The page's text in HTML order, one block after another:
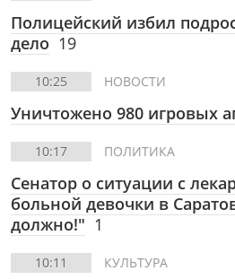
Полицейский избил
дело 19
10:25 НОВОСТИ
Уничтожено 980 игровых
10:17 ПОЛИТИКА
Сенатор о ситуации с
больной девочки в
должно!" 1
10:11 КУЛЬТУРА